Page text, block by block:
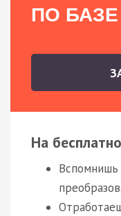
ПО БАЗЕ
На
Вспомнишь